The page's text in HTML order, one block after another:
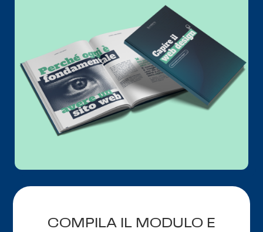
COMPILA IL MODULO E